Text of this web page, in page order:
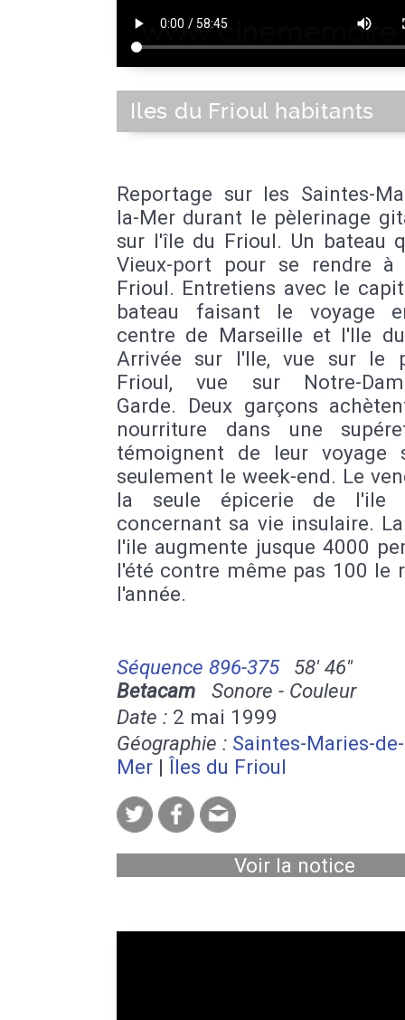
Iles du Frioul habitants
Reportage sur les Saintes-
la-Mer durant le pèlerinage
sur l'île du Frioul. Un bateau
Vieux-port pour se rendre
Frioul. Entretiens avec le
bateau faisant le voyage
centre de Marseille et l'Ile
Arrivée sur l'Ile, vue sur le
Frioul, vue sur Notre-
Garde. Deux garçons
nourriture dans une
témoignent de leur voyage
seulement le week-end. Le
la seule épicerie de l'ile
concernant sa vie insulaire.
l'ile augmente jusque 4000
l'été contre même pas 100 le
l'année.
Séquence 896-375
58' 46''
Betacam Sonore - Couleur
Date : 2 mai 1999
Géographie : Saintes-Maries-
Mer | Îles du Frioul
Voir la notice